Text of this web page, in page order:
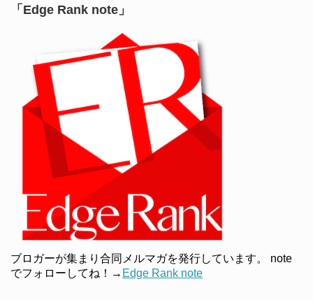
「Edge Rank note」
ブロガーが集まり合同メルマガを発行しています。 note
でフォローしてね！→ Edge Rank note